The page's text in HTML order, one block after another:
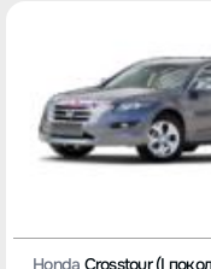
Honda Crosstour (I